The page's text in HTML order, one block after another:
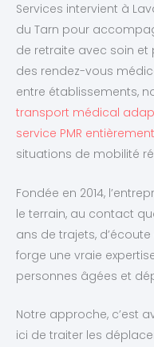
Services intervient à
du Tarn pour
de retraite avec soin
des rendez-vous
entre établissements,
transport médical
service PMR
situations de mobilité
Fondée en 2014,
le terrain, au contact
ans de trajets,
forge une vraie
personnes âgées et
Notre approche, c’est
ici de traiter les